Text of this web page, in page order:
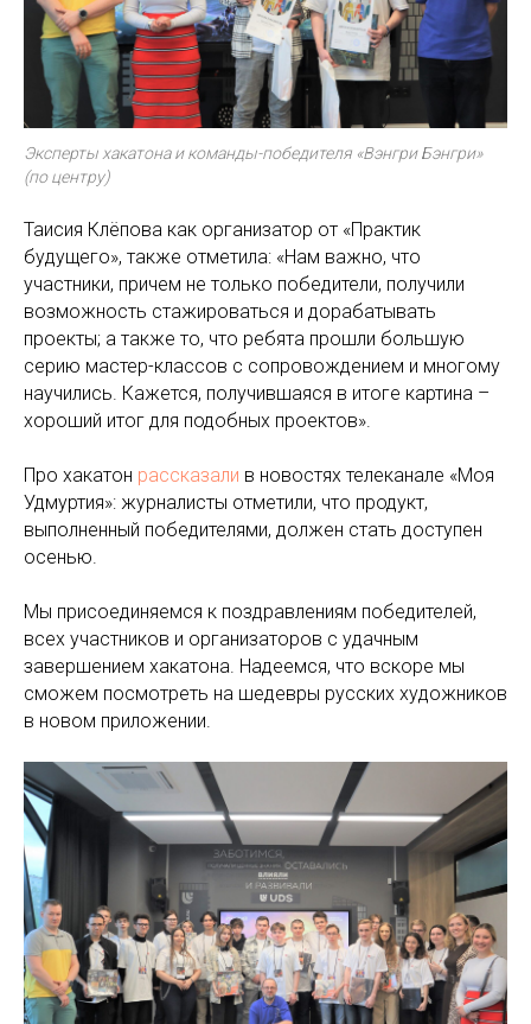
Эксперты хакатона и команды-победителя «Вэнгри Бэнгри»
(по центру)
Таисия Клёпова как организатор от «Практик
будущего», также отметила: «Нам важно, что
участники, причем не только победители, получили
возможность стажироваться и дорабатывать
проекты; а также то, что ребята прошли большую
серию мастер-классов с сопровождением и многому
научились. Кажется, получившаяся в итоге картина –
хороший итог для подобных проектов».
Про хакатон рассказали в новостях телеканале «Моя
Удмуртия»: журналисты отметили, что продукт,
выполненный победителями, должен стать доступен
осенью.
Мы присоединяемся к поздравлениям победителей,
всех участников и организаторов с удачным
завершением хакатона. Надеемся, что вскоре мы
сможем посмотреть на шедевры русских художников
в новом приложении.